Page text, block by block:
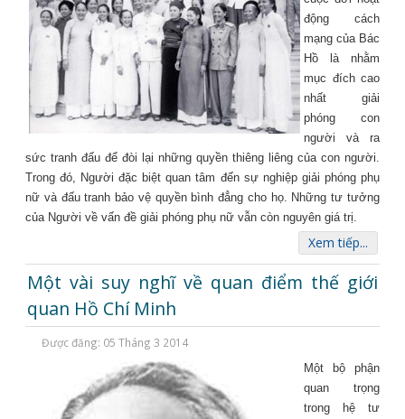
động cách
mạng của Bác
Hồ là nhằm
mục đích cao
nhất giải
phóng con
người và ra
sức tranh đấu để đòi lại những quyền thiêng liêng của con người.
Trong đó, Người đặc biệt quan tâm đến sự nghiệp giải phóng phụ
nữ và đấu tranh bảo vệ quyền bình đẳng cho họ. Những tư tưởng
của Người về vấn đề giải phóng phụ nữ vẫn còn nguyên giá trị.
Xem tiếp...
Một vài suy nghĩ về quan điểm thế giới
quan Hồ Chí Minh
Được đăng: 05 Tháng 3 2014
Một bộ phận
quan trọng
trong hệ tư